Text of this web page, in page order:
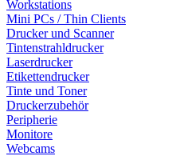
Workstations
Mini PCs / Thin Clients
Drucker und Scanner
Tintenstrahldrucker
Laserdrucker
Etikettendrucker
Tinte und Toner
Druckerzubehör
Peripherie
Monitore
Webcams